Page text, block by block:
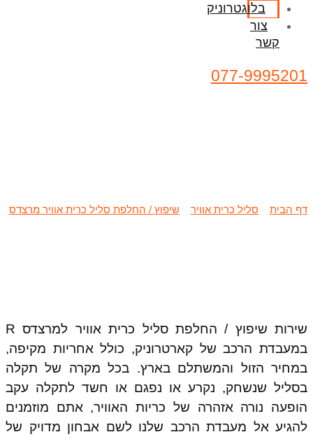
בלוגטרוניק
צור
קשר
077-9995201
דף הבית סליל כרית אוויר
שיפוץ / החלפת סליל כרית אוויר מרצדס
שירות שיפוץ / החלפת סליל כרית אוויר למרצדס R
במעבדת הרכב של קארטרוניק, כולל אחריות מקיפה,
במחיר הזול והמשתלם בארץ. בכל מקרה של תקלה
בסליל שנשחק, נקרע או נפגם או חשד לתקלה עקב
הופעה נורה אזהרה של כריות האוויר, אתם מוזמנים
להגיע אל מעבדת הרכב שלנו לשם אבחון מדויק של